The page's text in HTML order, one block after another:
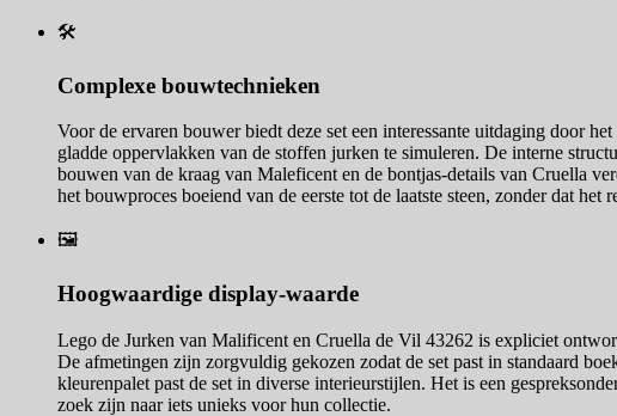
🛠️
Complexe bouwtechnieken
Voor de ervaren bouwer biedt deze set een interessante uitdaging door
gladde oppervlakken van de stoffen jurken te simuleren. De interne
bouwen van de kraag van Maleficent en de bontjas-details van Cruella
het bouwproces boeiend van de eerste tot de laatste steen, zonder dat het
🖼️
Hoogwaardige display-waarde
Lego de Jurken van Malificent en Cruella de Vil 43262 is expliciet
De afmetingen zijn zorgvuldig gekozen zodat de set past in standaard
kleurenpalet past de set in diverse interieurstijlen. Het is een
zoek zijn naar iets unieks voor hun collectie.